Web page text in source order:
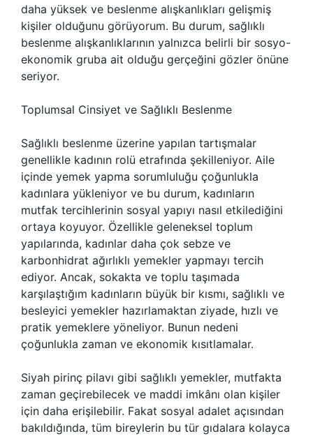
daha yüksek ve beslenme alışkanlıkları gelişmiş
kişiler olduğunu görüyorum. Bu durum, sağlıklı
beslenme alışkanlıklarının yalnızca belirli bir sosyo-
ekonomik gruba ait olduğu gerçeğini gözler önüne
seriyor.
Toplumsal Cinsiyet ve Sağlıklı Beslenme
Sağlıklı beslenme üzerine yapılan tartışmalar
genellikle kadının rolü etrafında şekilleniyor. Aile
içinde yemek yapma sorumluluğu çoğunlukla
kadınlara yükleniyor ve bu durum, kadınların
mutfak tercihlerinin sosyal yapıyı nasıl etkilediğini
ortaya koyuyor. Özellikle geleneksel toplum
yapılarında, kadınlar daha çok sebze ve
karbonhidrat ağırlıklı yemekler yapmayı tercih
ediyor. Ancak, sokakta ve toplu taşımada
karşılaştığım kadınların büyük bir kısmı, sağlıklı ve
besleyici yemekler hazırlamaktan ziyade, hızlı ve
pratik yemeklere yöneliyor. Bunun nedeni
çoğunlukla zaman ve ekonomik kısıtlamalar.
Siyah pirinç pilavı gibi sağlıklı yemekler, mutfakta
zaman geçirebilecek ve maddi imkânı olan kişiler
için daha erişilebilir. Fakat sosyal adalet açısından
bakıldığında, tüm bireylerin bu tür gıdalara kolayca